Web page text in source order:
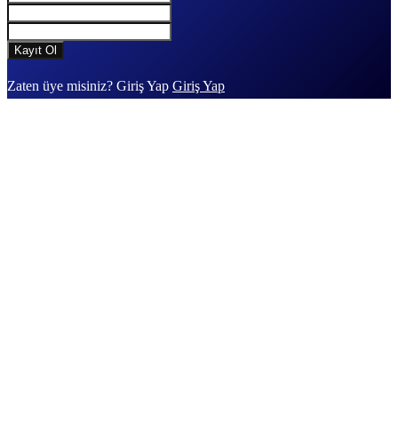
Zaten üye misiniz? Giriş Yap Giriş Yap